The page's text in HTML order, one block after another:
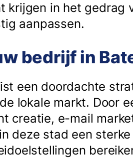
krijgen in het gedrag
aanpassen.
bedrijf in
een doordachte
lokale markt. Door
creatie, e-mail
deze stad een sterke